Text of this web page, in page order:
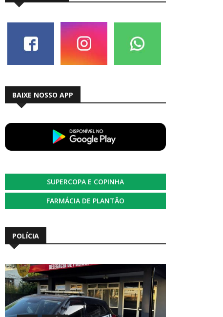
BAIXE NOSSO APP
SUPERCOPA E COPINHA
FARMÁCIA DE PLANTÃO
POLÍCIA